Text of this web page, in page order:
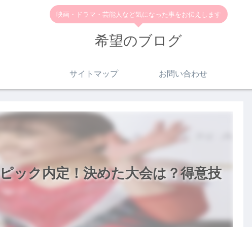
映画・ドラマ・芸能人など気になった事をお伝えします
希望のブログ
サイトマップ お問い合わせ
ック内定！決めた大会は？得意技